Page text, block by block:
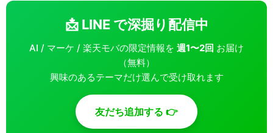
📩 LINE で深掘り配信中
AI / マーケ / 楽天モバの限定情報を 週1〜2回 お届け
（無料）
興味のあるテーマだけ選んで受け取れます
友だち追加する 👉